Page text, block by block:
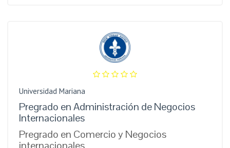
Universidad Mariana
Pregrado en Administración de Negocios
Internacionales
Pregrado en Comercio y Negocios